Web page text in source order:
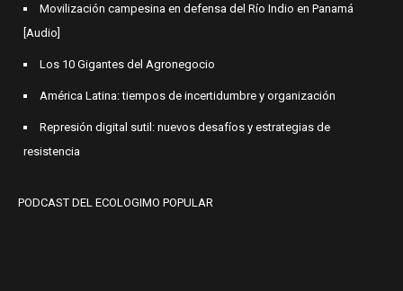
Movilización campesina en defensa del Río Indio en Panamá
[Audio]
Los 10 Gigantes del Agronegocio
América Latina: tiempos de incertidumbre y organización
Represión digital sutil: nuevos desafíos y estrategias de
resistencia
PODCAST DEL ECOLOGIMO POPULAR